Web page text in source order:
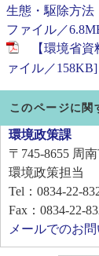
生態・駆除方法
ファイル／
【環境省
ァイル／158KB]
このページに関
環境政策課
〒745-8655 周
環境政策担当
Tel：0834-22-
Fax：0834-22-
メールでのお